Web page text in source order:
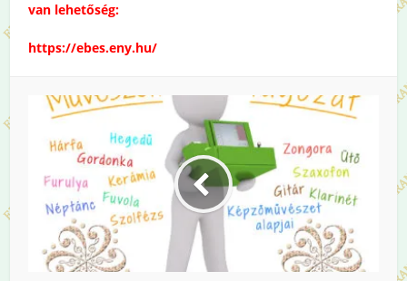
van lehetőség:
https://ebes.eny.hu/